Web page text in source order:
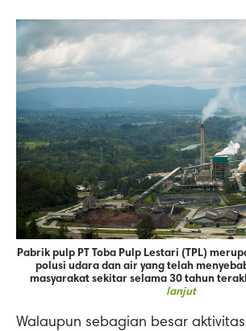
Pabrik pulp PT Toba Pulp Lestari (TPL)
polusi udara dan air yang telah
masyarakat sekitar selama 30 tahun
lanjut
Walaupun sebagian besar